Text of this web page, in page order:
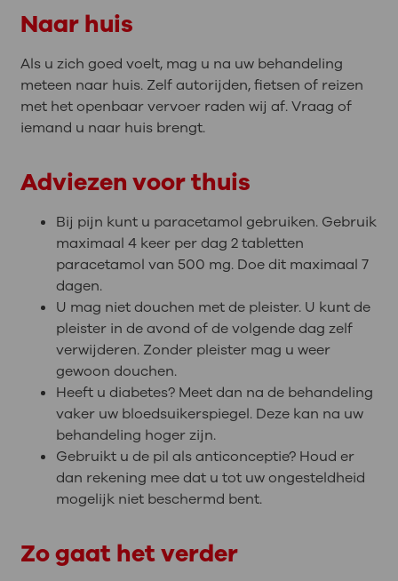
Naar huis
Als u zich goed voelt, mag u na uw behandeling
meteen naar huis. Zelf autorijden, fietsen of reizen
met het openbaar vervoer raden wij af. Vraag of
iemand u naar huis brengt.
Adviezen voor thuis
Bij pijn kunt u paracetamol gebruiken. Gebruik
maximaal 4 keer per dag 2 tabletten
paracetamol van 500 mg. Doe dit maximaal 7
dagen.
U mag niet douchen met de pleister. U kunt de
pleister in de avond of de volgende dag zelf
verwijderen. Zonder pleister mag u weer
gewoon douchen.
Heeft u diabetes? Meet dan na de behandeling
vaker uw bloedsuikerspiegel. Deze kan na uw
behandeling hoger zijn.
Gebruikt u de pil als anticonceptie? Houd er
dan rekening mee dat u tot uw ongesteldheid
mogelijk niet beschermd bent.
Zo gaat het verder